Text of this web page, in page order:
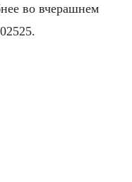
во вчерашнем